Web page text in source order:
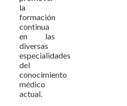
la
formación
continua
en las
diversas
especialidades
del
conocimiento
médico
actual.